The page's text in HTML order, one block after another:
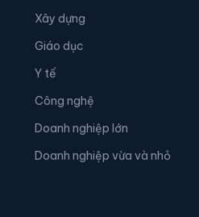
Xây dựng
Giáo dục
Y tế
Công nghệ
Doanh nghiệp lớn
Doanh nghiệp vừa và nhỏ